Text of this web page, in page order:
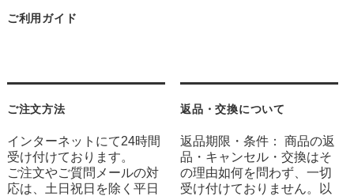
ご利用ガイド
ご注文方法
インターネットにて24時間
受け付けております。
ご注文やご質問メールの対
応は、土日祝日を除く平日
返品・交換について
返品期限・条件： 商品の返
品・キャンセル・交換はそ
の理由如何を問わず、一切
受け付けておりません。以